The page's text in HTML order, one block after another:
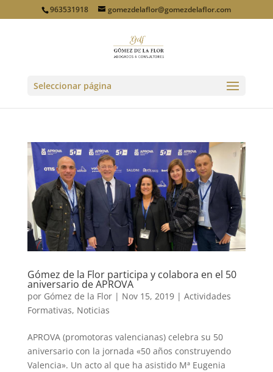
963531918 gomezdelaflor@gomezdelaflor.com
Seleccionar página
Gómez de la Flor participa y colabora en el 50
aniversario de APROVA
por Gómez de la Flor| Nov 15, 2019| Actividades
Formativas, Noticias
APROVA (promotoras valencianas) celebra su 50
aniversario con la jornada «50 años construyendo
Valencia». Un acto al que ha asistido Mª Eugenia